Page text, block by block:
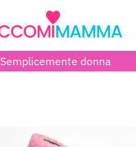
Semplicemente donna